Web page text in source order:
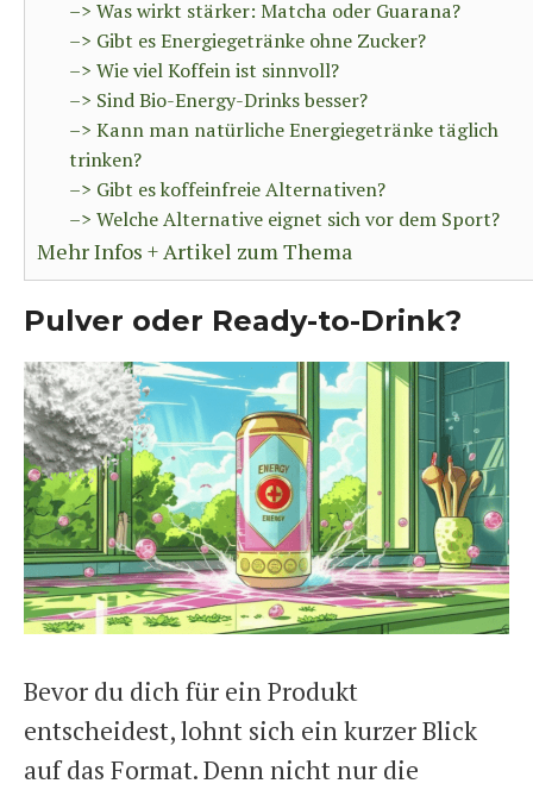
–> Was wirkt stärker: Matcha oder Guarana?
–> Gibt es Energiegetränke ohne Zucker?
–> Wie viel Koffein ist sinnvoll?
–> Sind Bio-Energy-Drinks besser?
–> Kann man natürliche Energiegetränke täglich
trinken?
–> Gibt es koffeinfreie Alternativen?
–> Welche Alternative eignet sich vor dem Sport?
Mehr Infos + Artikel zum Thema
Pulver oder Ready-to-Drink?
Bevor du dich für ein Produkt
entscheidest, lohnt sich ein kurzer Blick
auf das Format. Denn nicht nur die